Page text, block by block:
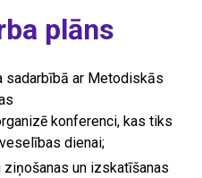
plāns
sadarbībā ar Metodiskās
konferenci, kas tiks
dienai;
un izskatīšanas